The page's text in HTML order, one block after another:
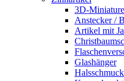
3D-
Anstecker /
Artikel mit
Glashänger
Halsschmuck